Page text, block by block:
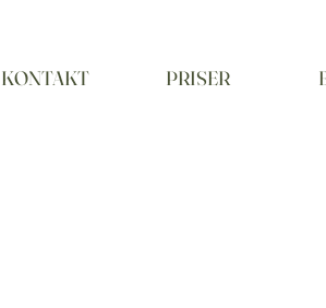
KONTAKT PRISER